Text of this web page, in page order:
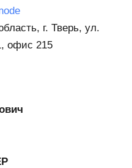
г. Тверь, ул.
офис 215